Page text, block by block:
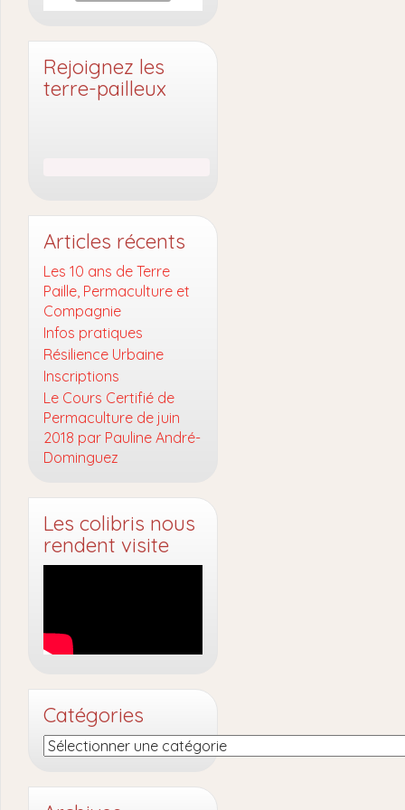
Rejoignez les
terre-pailleux
Articles récents
Les 10 ans de Terre
Paille, Permaculture et
Compagnie
Infos pratiques
Résilience Urbaine
Inscriptions
Le Cours Certifié de
Permaculture de juin
2018 par Pauline André-
Dominguez
Les colibris nous
rendent visite
Catégories
Catégories